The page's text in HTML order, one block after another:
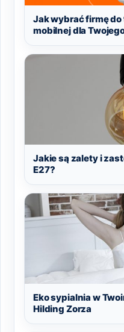
Jak wybrać firmę
mobilnej dla
Jakie są zalety i
E27?
Eko sypialnia w
Hilding Zorza